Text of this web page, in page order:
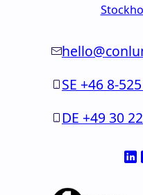
SE +46 8-
DE +49 30